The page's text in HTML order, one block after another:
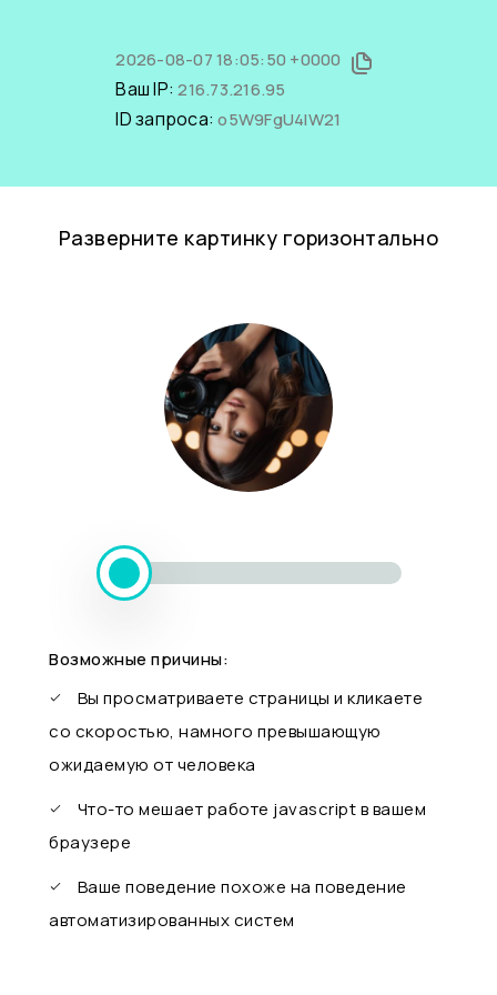
2026-08-07 18:05:50 +0000
Ваш IP:216.73.216.95
ID запроса:o5W9FgU4IW21
Разверните картинку горизонтально
Возможные причины:
Вы просматриваете страницы и кликаете
со скоростью, намного превышающую
ожидаемую от человека
Что-то мешает работе javascript в вашем
браузере
Ваше поведение похоже на поведение
автоматизированных систем